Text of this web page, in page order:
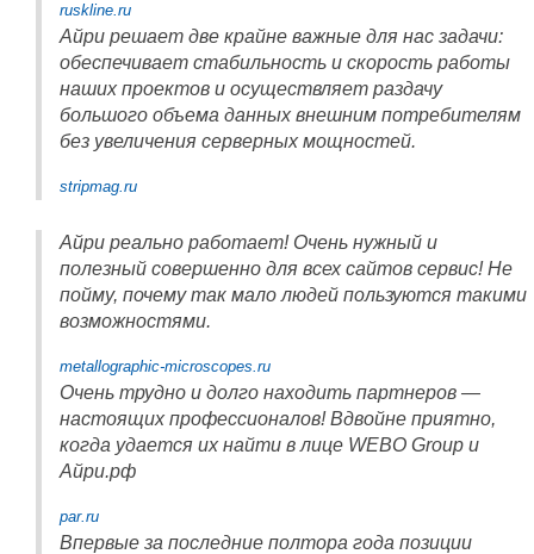
ruskline.ru
Айри решает две крайне важные для нас задачи:
обеспечивает стабильность и скорость работы
наших проектов и осуществляет раздачу
большого объема данных внешним потребителям
без увеличения серверных мощностей.
stripmag.ru
Айри реально работает! Очень нужный и
полезный совершенно для всех сайтов сервис! Не
пойму, почему так мало людей пользуются такими
возможностями.
metallographic-microscopes.ru
Очень трудно и долго находить партнеров —
настоящих профессионалов! Вдвойне приятно,
когда удается их найти в лице WEBO Group и
Айри.рф
par.ru
Впервые за последние полтора года позиции